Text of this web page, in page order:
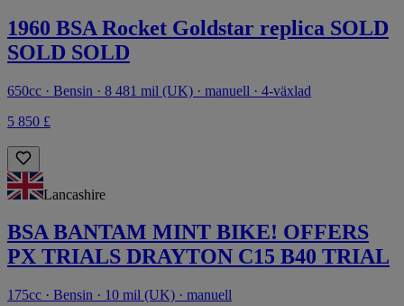
1960 BSA Rocket Goldstar replica SOLD
SOLD SOLD
650cc · Bensin · 8 481 mil (UK) · manuell · 4-växlad
5 850 £
Lancashire
BSA BANTAM MINT BIKE! OFFERS
PX TRIALS DRAYTON C15 B40 TRIAL
175cc · Bensin · 10 mil (UK) · manuell